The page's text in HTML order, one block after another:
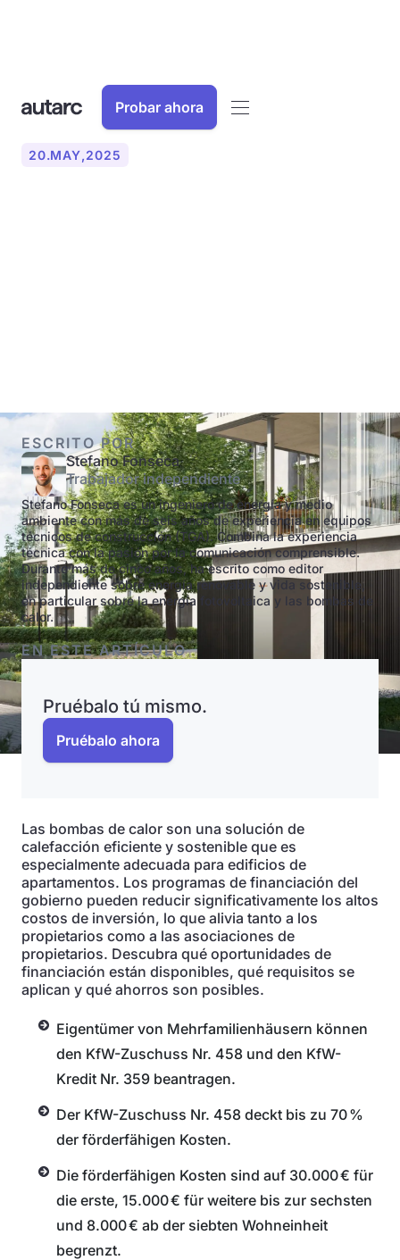
Probar ahora
20.MAY,2025
ESCRITO POR
Stefano Fonseca
Trabajador independiente
Stefano Fonseca es un ingeniero de energía y medio
ambiente con más de seis años de experiencia en equipos
técnicos de construcción (TGA). Combina la experiencia
técnica con la pasión por la comunicación comprensible.
Durante más de cinco años, ha escrito como editor
independiente sobre energía renovable y vida sostenible,
en particular sobre la energía fotovoltaica y las bombas de
calor.
EN ESTE ARTÍCULO
Pruébalo tú mismo.
Pruébalo ahora
Las bombas de calor son una solución de
calefacción eficiente y sostenible que es
especialmente adecuada para edificios de
apartamentos. Los programas de financiación del
gobierno pueden reducir significativamente los altos
costos de inversión, lo que alivia tanto a los
propietarios como a las asociaciones de
propietarios. Descubra qué oportunidades de
financiación están disponibles, qué requisitos se
aplican y qué ahorros son posibles.
Eigentümer von Mehrfamilienhäusern können
den KfW-Zuschuss Nr. 458 und den KfW-
Kredit Nr. 359 beantragen.
Der KfW-Zuschuss Nr. 458 deckt bis zu 70 %
der förderfähigen Kosten.
Die förderfähigen Kosten sind auf 30.000 € für
die erste, 15.000 € für weitere bis zur sechsten
und 8.000 € ab der siebten Wohneinheit
begrenzt.